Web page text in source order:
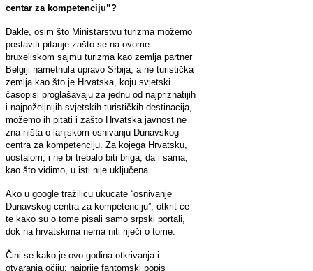
centar za kompetenciju”?
Dakle, osim što Ministarstvu turizma možemo
postaviti pitanje zašto se na ovome
bruxellskom sajmu turizma kao zemlja partner
Belgiji nametnula upravo Srbija, a ne turistička
zemlja kao što je Hrvatska, koju svjetski
časopisi proglašavaju za jednu od najpriznatijih
i najpoželjnijih svjetskih turističkih destinacija,
možemo ih pitati i zašto Hrvatska javnost ne
zna ništa o lanjskom osnivanju Dunavskog
centra za kompetenciju. Za kojega Hrvatsku,
uostalom, i ne bi trebalo biti briga, da i sama,
kao što vidimo, u isti nije uključena.
Ako u google tražilicu ukucate “osnivanje
Dunavskog centra za kompetenciju”, otkrit će
te kako su o tome pisali samo srpski portali,
dok na hrvatskima nema niti riječi o tome.
Čini se kako je ovo godina otkrivanja i
otvaranja očiju: najprije fantomski popis